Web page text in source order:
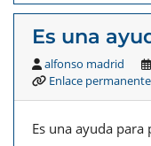
Es una
alfonso madrid
Enlace permanente
Es una ayuda